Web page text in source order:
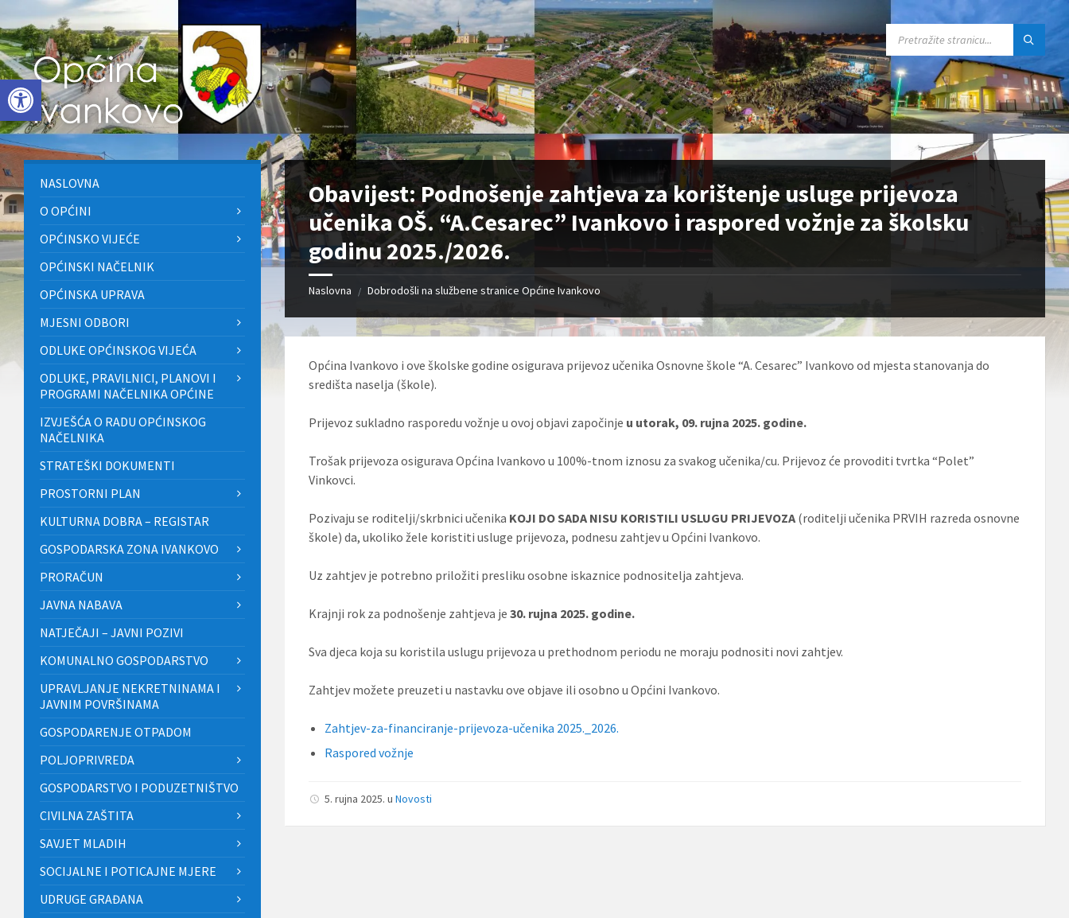
Open toolbar
to
content
to
left
sidebar
to
footer
Obavijest: Podnošenje zahtjeva za korištenje usluge prijevoza
učenika OŠ. “A.Cesarec” Ivankovo i raspored vožnje za školsku
godinu 2025./2026.
Naslovna / Dobrodošli na službene stranice Općine Ivankovo
Općina Ivankovo i ove školske godine osigurava prijevoz učenika Osnovne škole “A. Cesarec” Ivankovo od mjesta stanovanja do
središta naselja (škole).
Prijevoz sukladno rasporedu vožnje u ovoj objavi započinje u utorak, 09. rujna 2025. godine.
Trošak prijevoza osigurava Općina Ivankovo u 100%-tnom iznosu za svakog učenika/cu. Prijevoz će provoditi tvrtka “Polet”
Vinkovci.
Pozivaju se roditelji/skrbnici učenika KOJI DO SADA NISU KORISTILI USLUGU PRIJEVOZA (roditelji učenika PRVIH razreda osnovne
škole) da, ukoliko žele koristiti usluge prijevoza, podnesu zahtjev u Općini Ivankovo.
Uz zahtjev je potrebno priložiti presliku osobne iskaznice podnositelja zahtjeva.
Krajnji rok za podnošenje zahtjeva je30. rujna 2025. godine.
Sva djeca koja su koristila uslugu prijevoza u prethodnom periodu ne moraju podnositi novi zahtjev.
Zahtjev možete preuzeti u nastavku ove objave ili osobno u Općini Ivankovo.
Zahtjev-za-financiranje-prijevoza-učenika 2025._2026.
Raspored vožnje
5. rujna 2025.uNovosti
NASLOVNA
O OPĆINI
OPĆINSKO VIJEĆE
OPĆINSKI NAČELNIK
OPĆINSKA UPRAVA
MJESNI ODBORI
ODLUKE OPĆINSKOG VIJEĆA
ODLUKE, PRAVILNICI, PLANOVI I
PROGRAMI NAČELNIKA OPĆINE
IZVJEŠĆA O RADU OPĆINSKOG
NAČELNIKA
STRATEŠKI DOKUMENTI
PROSTORNI PLAN
KULTURNA DOBRA – REGISTAR
GOSPODARSKA ZONA IVANKOVO
PRORAČUN
JAVNA NABAVA
NATJEČAJI – JAVNI POZIVI
KOMUNALNO GOSPODARSTVO
UPRAVLJANJE NEKRETNINAMA I
JAVNIM POVRŠINAMA
GOSPODARENJE OTPADOM
POLJOPRIVREDA
GOSPODARSTVO I PODUZETNIŠTVO
CIVILNA ZAŠTITA
SAVJET MLADIH
SOCIJALNE I POTICAJNE MJERE
UDRUGE GRAĐANA